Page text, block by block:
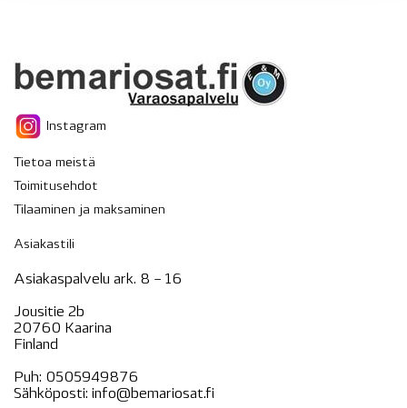
Instagram
Tietoa meistä
Toimitusehdot
Tilaaminen ja maksaminen
Asiakastili
Asiakaspalvelu ark. 8 – 16
Jousitie 2b
20760 Kaarina
Finland
Puh: 0505949876
Sähköposti: info@bemariosat.fi